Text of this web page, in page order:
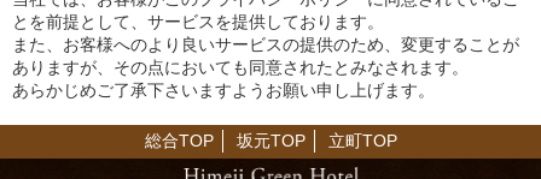
とを前提として、サービスを提供しております。
また、お客様へのより良いサービスの提供のため、変更することが
ありますが、その点においても同意されたとみなされます。
あらかじめご了承下さいますようお願い申し上げます。
総合TOP 坂元TOP 立町TOP